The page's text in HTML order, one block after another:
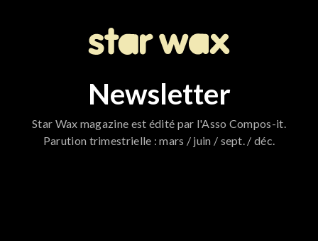
Newsletter
Star Wax magazine est édité par l'Asso Compos-it.
Parution trimestrielle : mars / juin / sept. / déc.